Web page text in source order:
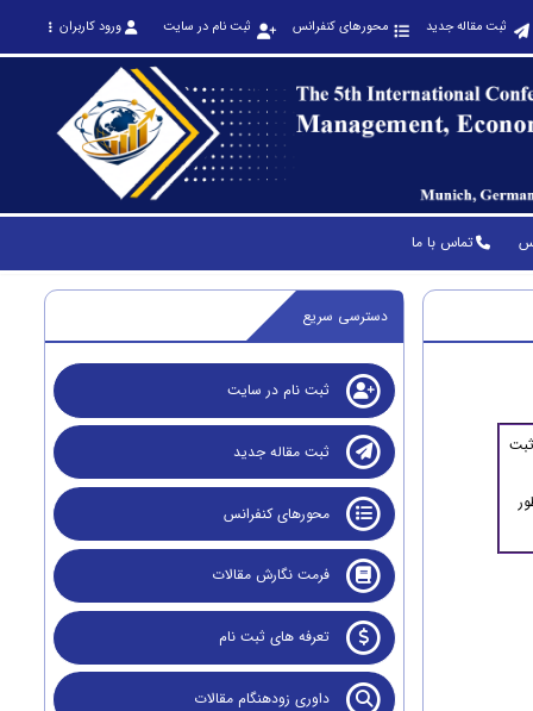
ثبت مقاله جدید محورهای کنفرانس ثبت نام در سایت ورود کاربران
تماس با ما
دسترسی سریع
ثبت نام در سایت
ثبت مقاله جدید
محورهای کنفرانس
فرمت نگارش مقالات
تعرفه های ثبت نام
داوری زودهنگام مقالات